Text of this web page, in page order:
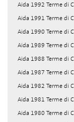
Aida 1992 Terme di
Aida 1991 Terme di
Aida 1990 Terme di
Aida 1989 Terme di
Aida 1988 Terme di
Aida 1987 Terme di
Aida 1982 Terme di
Aida 1981 Terme di
Aida 1980 Terme di